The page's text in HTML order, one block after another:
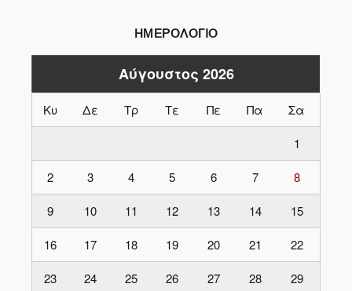
ΗΜΕΡΟΛΟΓΙΟ
Αύγουστος 2026
Κυ Δε Τρ Τε Πε Πα Σα
1
2 3 4 5 6 7 8
9 10 11 12 13 14 15
16 17 18 19 20 21 22
23 24 25 26 27 28 29